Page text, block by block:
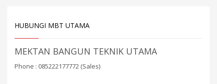
HUBUNGI MBT UTAMA
MEKTAN BANGUN TEKNIK UTAMA
Phone : 085222177772 (Sales)